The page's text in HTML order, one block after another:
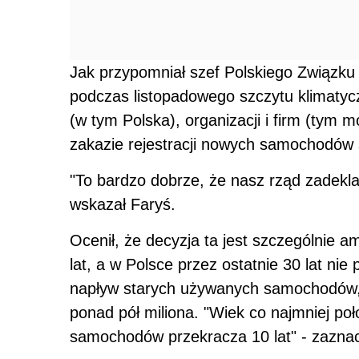
Jak przypomniał szef Polskiego
podczas listopadowego szczytu
(w tym Polska), organizacji i firm (tym
zakazie rejestracji nowych
"To bardzo dobrze, że nasz rząd
wskazał Faryś.
Ocenił, że decyzja ta jest szczególnie
lat, a w Polsce przez ostatnie 30 lat nie
napływ starych używanych
ponad pół miliona. "Wiek co najmniej
samochodów przekracza 10 lat" -